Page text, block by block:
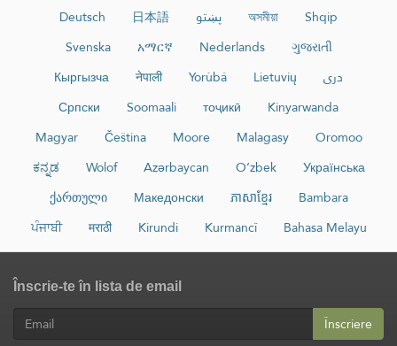
Deutsch
日本語 پښتو অসমীয়া
Shqip
Svenska
አማርኛ Nederlands
ગુજરાતી
Кыргызча
नेपाली Yorùbá Lietuvių
دری
Српски
Soomaali тоҷикӣ
Kinyarwanda
Magyar
Čeština Moore Malagasy
Oromoo
ಕನ್ನಡ
Wolof Azərbaycan O‘zbek
Українська
ქართული
Македонски ភាសាខ្មែរ
Bambara
ਪੰਜਾਬੀ
मराठी Kirundi Kurmancî Bahasa Melayu
Înscrie-te în lista de email
Înscriere